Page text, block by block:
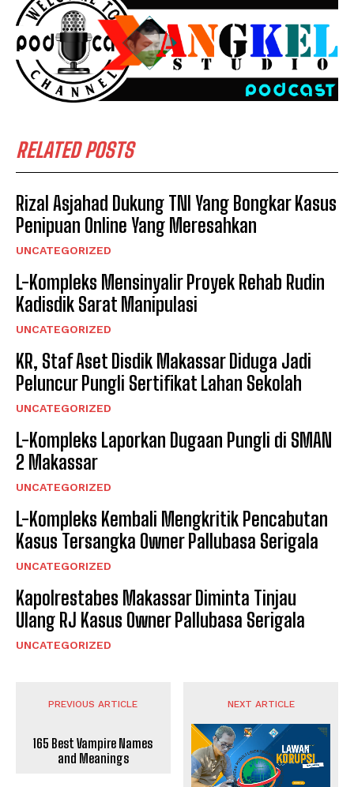
RELATED POSTS
Rizal Asjahad Dukung TNI Yang Bongkar Kasus
Penipuan Online Yang Meresahkan
UNCATEGORIZED
L-Kompleks Mensinyalir Proyek Rehab Rudin
Kadisdik Sarat Manipulasi
UNCATEGORIZED
KR, Staf Aset Disdik Makassar Diduga Jadi
Peluncur Pungli Sertifikat Lahan Sekolah
UNCATEGORIZED
L-Kompleks Laporkan Dugaan Pungli di SMAN
2 Makassar
UNCATEGORIZED
L-Kompleks Kembali Mengkritik Pencabutan
Kasus Tersangka Owner Pallubasa Serigala
UNCATEGORIZED
Kapolrestabes Makassar Diminta Tinjau
Ulang RJ Kasus Owner Pallubasa Serigala
UNCATEGORIZED
PREVIOUS ARTICLE
165 Best Vampire Names
and Meanings
NEXT ARTICLE